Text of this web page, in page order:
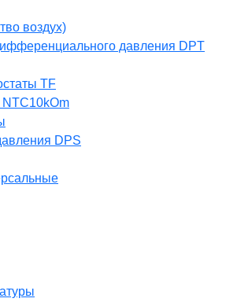
воздух)
давления DPT
TF
DPS